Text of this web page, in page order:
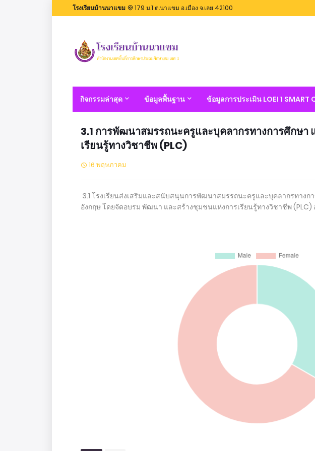
โรงเรียนบ้านนาแขม 179 ม.1 ต.นาแขม อ.เมือง จ.เลย 42100
กิจกรรมล่าสุด ข้อมูลพื้นฐาน ข้อมูลการประเมิน LOEI 1 SMART
3.1 การพัฒนาสมรรถนะครูและบุคลากรทางการศึกษา
เรียนรู้ทางวิชาชีพ (PLC)
16 พฤษภาคม
3.1 โรงเรียนส่งเสริมและสนับสนุนการพัฒนาสมรรถนะครูและบุคลากรทาง
อังกฤษ โดยจัดอบรม พัฒนา และสร้างชุมชนแห่งการเรียนรู้ทางวิชาชีพ (PLC)